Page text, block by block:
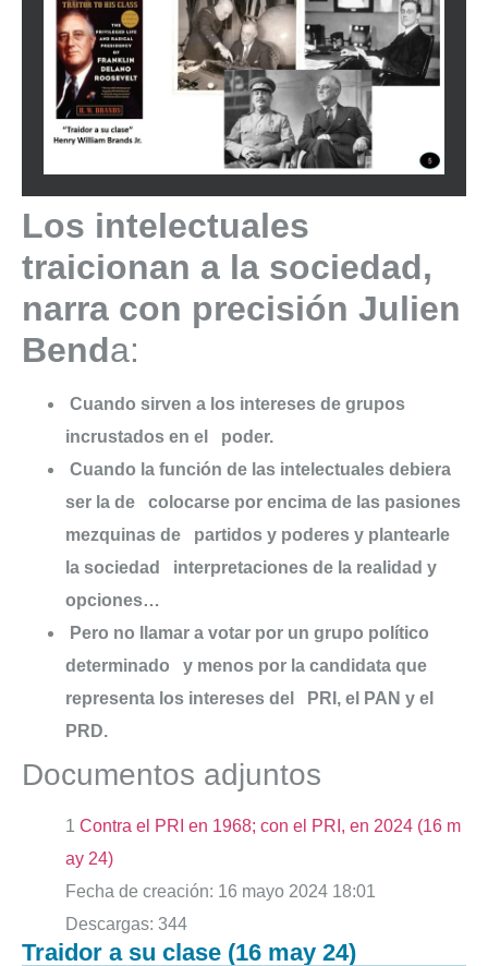
Los intelectuales
traicionan a la sociedad,
narra con precisión Julien
Benda:
Cuando sirven a los intereses de grupos
incrustados en el
poder.
Cuando la función de las intelectuales debiera
ser la de
colocarse por encima de las pasiones
mezquinas de
partidos y poderes y plantearle
la sociedad
interpretaciones de la realidad y
opciones…
Pero no llamar a votar por un grupo político
determinado
y menos por la candidata que
representa los intereses del
PRI , el PAN y el
PRD.
Documentos adjuntos
1 Contra el PRI en 1968; con el PRI, en 2024 (16 m
ay 24)
Fecha de creación: 16 mayo 2024 18:01
Descargas: 344
Traidor a su clase (16 may 24)